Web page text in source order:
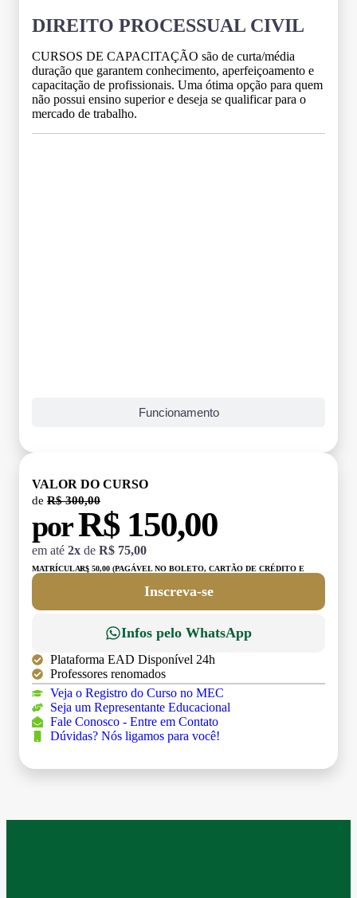
DIREITO PROCESSUAL CIVIL
CURSOS DE CAPACITAÇÃO são de curta/média
duração que garantem conhecimento, aperfeiçoamento e
capacitação de profissionais. Uma ótima opção para quem
não possui ensino superior e deseja se qualificar para o
mercado de trabalho.
Funcionamento
VALOR DO CURSO
de R$ 300,00
porR$ 150,00
em até 2x de R$ 75,00
MATRÍCULA:R$ 50,00 (PAGÁVEL NO BOLETO, CARTÃO DE CRÉDITO E
Inscreva-se
Infos pelo WhatsApp
Plataforma EAD Disponível 24h
Professores renomados
Veja o Registro do Curso no MEC
Seja um Representante Educacional
Fale Conosco - Entre em Contato
Dúvidas? Nós ligamos para você!